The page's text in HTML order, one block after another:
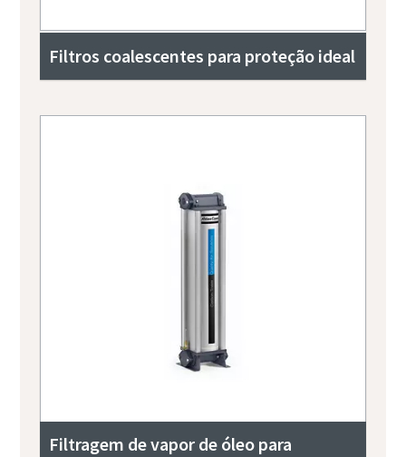
Filtros coalescentes para proteção ideal
Filtragem de vapor de óleo para